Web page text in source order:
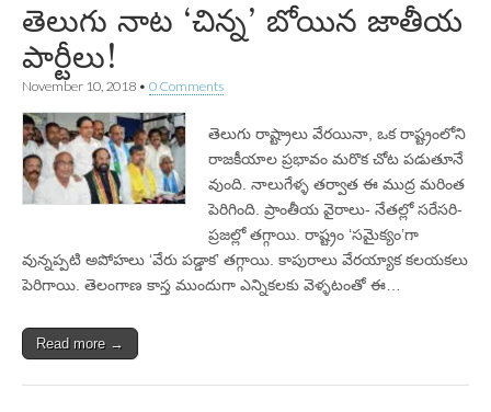
తెలుగు నాట ‘చిన్న’ బోయిన జాతీయ
పార్టీలు!
November 10, 2018 • 0 Comments
తెలుగు రాష్ట్రాలు వేరయినా, ఒక రాష్ట్రంలోని
రాజకీయాల ప్రభావం మరొక చోట పడుతూనే
వుంది. నాలుగేళ్ళ తర్వాత ఈ ముద్ర మరింత
పెరిగింది. ప్రాంతీయ వైరాలు- నేతల్లో సరేసరి-
ప్రజల్లో తగ్గాయి. రాష్ట్రం ‘సమైక్యం’గా
వున్నప్పటి అపోహలు ‘వేరు పడ్డాక’ తగ్గాయి. కాపురాలు వేరయ్యాక కలయకలు
పెరిగాయి. తెలంగాణ కాస్త ముందుగా ఎన్నికలకు వెళ్ళటంతో ఈ…
Read more →